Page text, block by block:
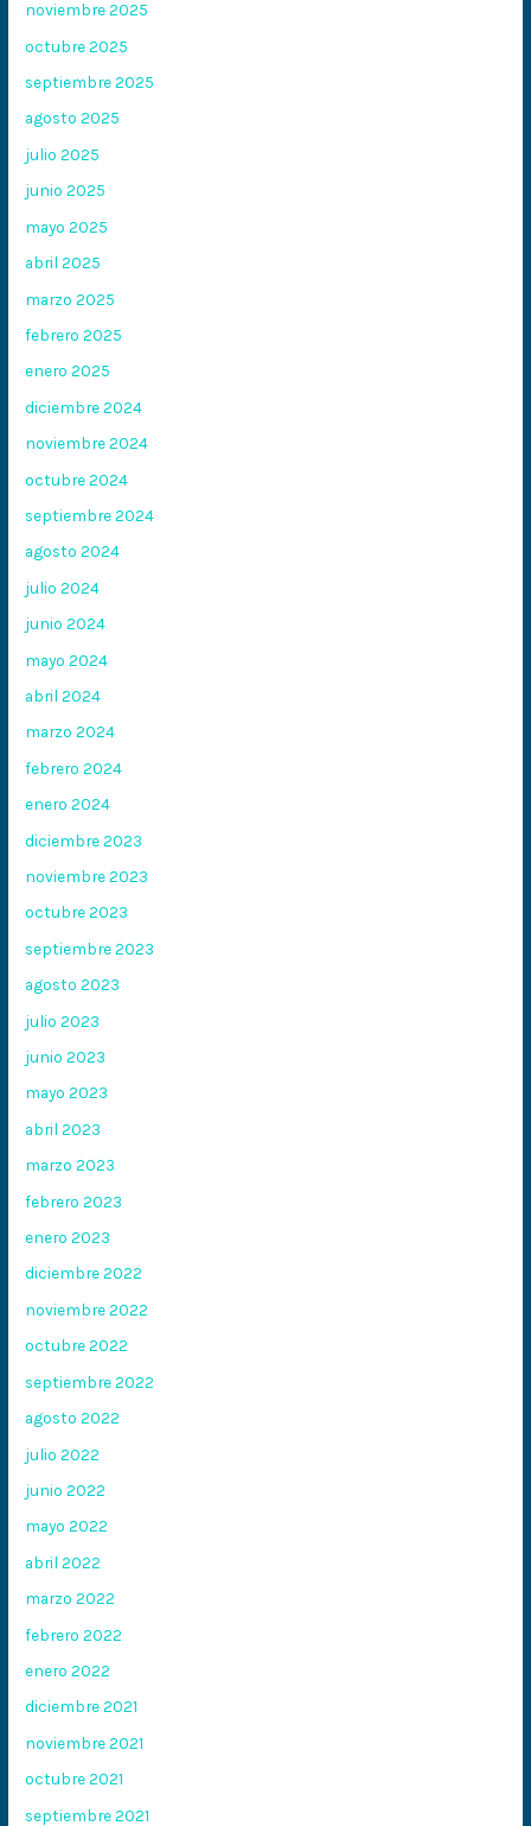
noviembre 2025
octubre 2025
septiembre 2025
agosto 2025
julio 2025
junio 2025
mayo 2025
abril 2025
marzo 2025
febrero 2025
enero 2025
diciembre 2024
noviembre 2024
octubre 2024
septiembre 2024
agosto 2024
julio 2024
junio 2024
mayo 2024
abril 2024
marzo 2024
febrero 2024
enero 2024
diciembre 2023
noviembre 2023
octubre 2023
septiembre 2023
agosto 2023
julio 2023
junio 2023
mayo 2023
abril 2023
marzo 2023
febrero 2023
enero 2023
diciembre 2022
noviembre 2022
octubre 2022
septiembre 2022
agosto 2022
julio 2022
junio 2022
mayo 2022
abril 2022
marzo 2022
febrero 2022
enero 2022
diciembre 2021
noviembre 2021
octubre 2021
septiembre 2021